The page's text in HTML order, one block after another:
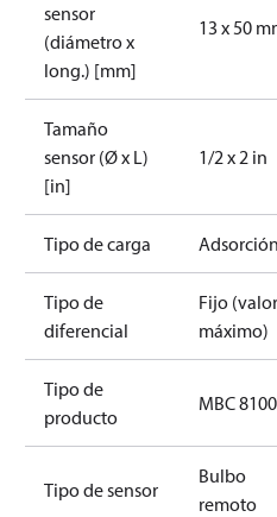
sensor
(diámetro x
long.) [mm]
13 x 50
Tamaño
sensor (Ø x L)
[in]
1/2 x 2 in
Tipo de carga
Tipo de
diferencial
Fijo (valor
máximo)
Tipo de
producto
MBC 8100
Tipo de sensor
Bulbo
remoto